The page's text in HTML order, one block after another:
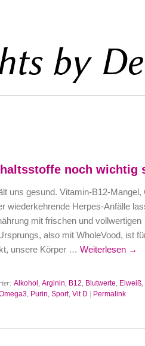
noch wichtig
uns gesund. Vitamin-B12-Mangel,
wiederkehrende Herpes-Anfälle
mit frischen und vollwertigen
also mit WholeVood, ist
unsere Körper … Weiterlesen →
Alkohol , Arginin, B12, Blutwerte, Eiweiß,
, Purin, Sport, Vit D Permalink